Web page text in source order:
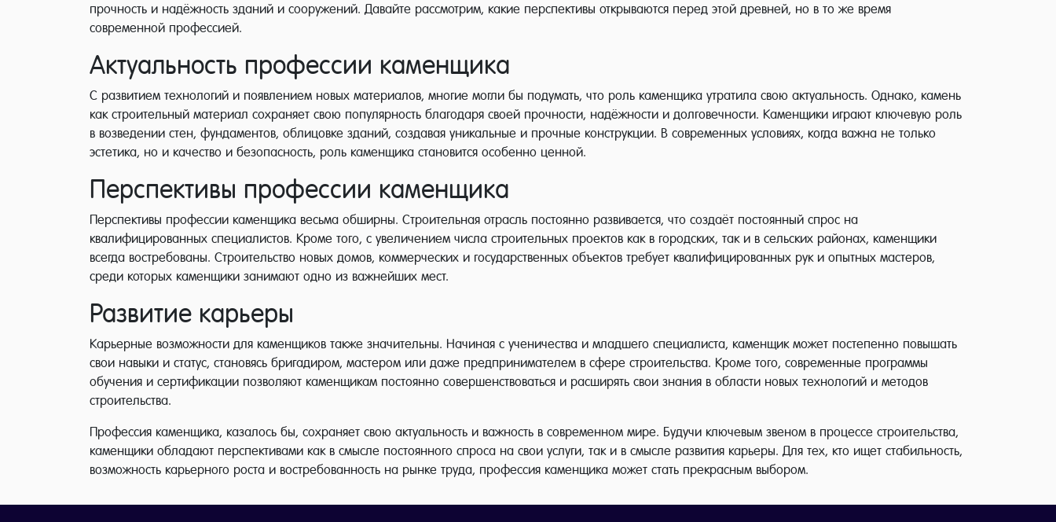
прочность и надёжность зданий и сооружений. Давайте рассмотрим, какие перспективы открываются перед этой древней, но в то же время
современной профессией.
Актуальность профессии каменщика
С развитием технологий и появлением новых материалов, многие могли бы подумать, что роль каменщика утратила свою актуальность. Однако, камень
как строительный материал сохраняет свою популярность благодаря своей прочности, надёжности и долговечности. Каменщики играют ключевую роль
в возведении стен, фундаментов, облицовке зданий, создавая уникальные и прочные конструкции. В современных условиях, когда важна не только
эстетика, но и качество и безопасность, роль каменщика становится особенно ценной.
Перспективы профессии каменщика
Перспективы профессии каменщика весьма обширны. Строительная отрасль постоянно развивается, что создаёт постоянный спрос на
квалифицированных специалистов. Кроме того, с увеличением числа строительных проектов как в городских, так и в сельских районах, каменщики
всегда востребованы. Строительство новых домов, коммерческих и государственных объектов требует квалифицированных рук и опытных мастеров,
среди которых каменщики занимают одно из важнейших мест.
Развитие карьеры
Карьерные возможности для каменщиков также значительны. Начиная с ученичества и младшего специалиста, каменщик может постепенно повышать
свои навыки и статус, становясь бригадиром, мастером или даже предпринимателем в сфере строительства. Кроме того, современные программы
обучения и сертификации позволяют каменщикам постоянно совершенствоваться и расширять свои знания в области новых технологий и методов
строительства.
Профессия каменщика, казалось бы, сохраняет свою актуальность и важность в современном мире. Будучи ключевым звеном в процессе строительства,
каменщики обладают перспективами как в смысле постоянного спроса на свои услуги, так и в смысле развития карьеры. Для тех, кто ищет стабильность,
возможность карьерного роста и востребованность на рынке труда, профессия каменщика может стать прекрасным выбором.